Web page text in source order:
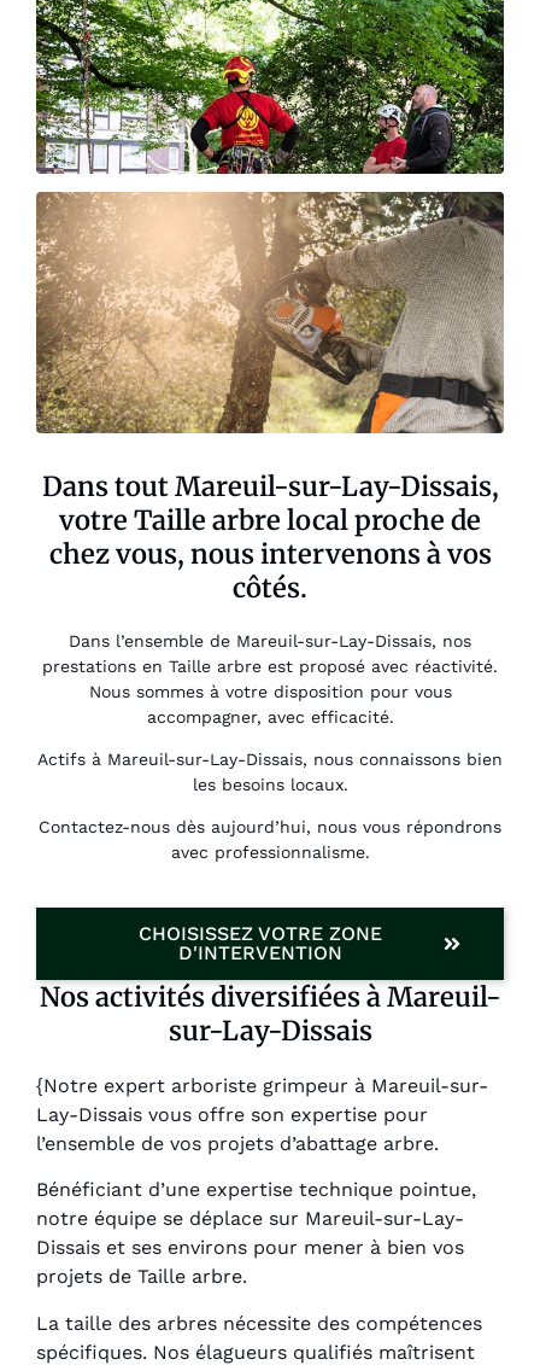
Dans tout Mareuil-sur-Lay-Dissais,
votre Taille arbre local proche de
chez vous, nous intervenons à vos
côtés.
Dans l’ensemble de Mareuil-sur-Lay-Dissais, nos
prestations en Taille arbre est proposé avec réactivité.
Nous sommes à votre disposition pour vous
accompagner, avec efficacité.
Actifs à Mareuil-sur-Lay-Dissais, nous connaissons bien
les besoins locaux.
Contactez-nous dès aujourd’hui, nous vous répondrons
avec professionnalisme.
CHOISISSEZ VOTRE ZONE
D'INTERVENTION
Nos activités diversifiées à Mareuil-
sur-Lay-Dissais
{Notre expert arboriste grimpeur à Mareuil-sur-
Lay-Dissais vous offre son expertise pour
l’ensemble de vos projets d’abattage arbre.
Bénéficiant d’une expertise technique pointue,
notre équipe se déplace sur Mareuil-sur-Lay-
Dissais et ses environs pour mener à bien vos
projets de Taille arbre.
La taille des arbres nécessite des compétences
spécifiques. Nos élagueurs qualifiés maîtrisent